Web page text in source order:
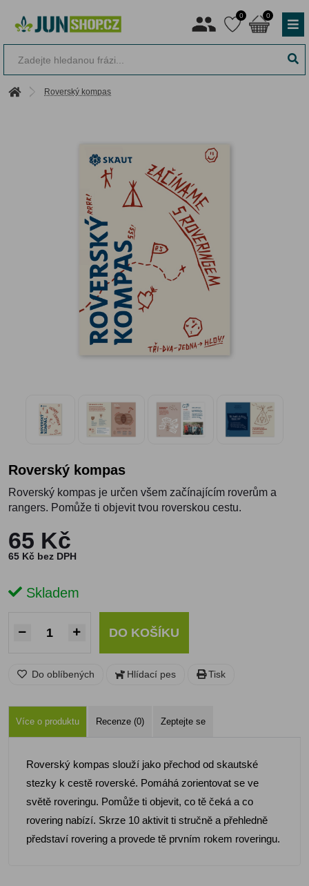
0 0
Roverský kompas
Roverský kompas
Roverský kompas je určen všem začínajícím roverům a
rangers. Pomůže ti objevit tvou roverskou cestu.
65 Kč
65 Kč bez DPH
Skladem
DO KOŠÍKU
Do oblíbených Hlídací pes Tisk
Více o produktu Recenze (0) Zeptejte se
Roverský kompas slouží jako přechod od skautské
stezky k cestě roverské. Pomáhá zorientovat se ve
světě roveringu. Pomůže ti objevit, co tě čeká a co
rovering nabízí. Skrze 10 aktivit ti stručně a přehledně
představí rovering a provede tě prvním rokem roveringu.